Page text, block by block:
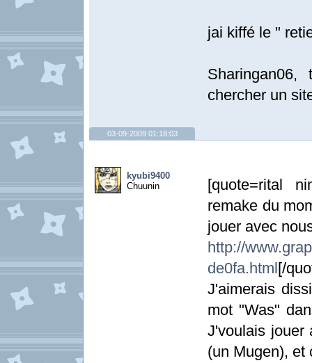
jai kiffé le "
chercher un
03-09-2009 01:18:03
kyubi9400
Chuunin
[quote=rital
remake du
jouer avec
http://
de0fa.html[/
J'aimerais
mot "Was"
J'voulais jouer
(un Mugen), et